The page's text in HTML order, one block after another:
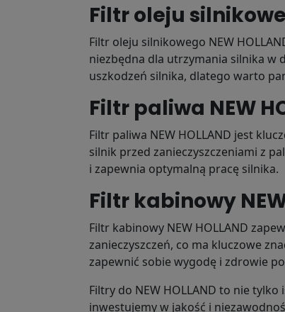
Filtr oleju
Filtr oleju silnikowego NEW
niezbędna dla utrzymania silnika w
uszkodzeń silnika, dlatego warto
Filtr paliwa NEW
Filtr paliwa NEW HOLLAND jest
silnik przed zanieczyszczeniami z
i zapewnia optymalną pracę silnika.
Filtr kabinowy
Filtr kabinowy NEW HOLLAND
zanieczyszczeń, co ma kluczowe
zapewnić sobie wygodę i zdrowie
Filtry do NEW HOLLAND to nie
inwestujemy w jakość i